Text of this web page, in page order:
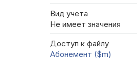
Вид учета
Не имеет значения
Доступ к файлу
Абонемент ($m)